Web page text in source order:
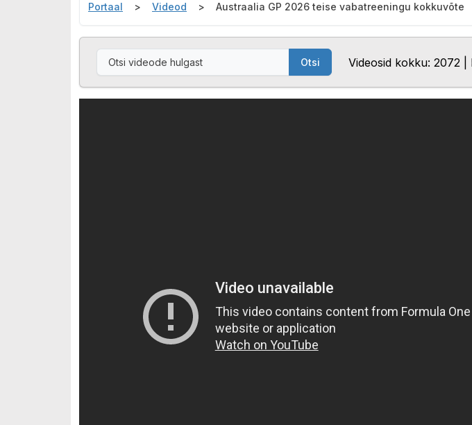
Portaal Videod Austraalia GP 2026 teise vabatreeningu kokkuvõte
Otsi Videosid kokku: 2072 |